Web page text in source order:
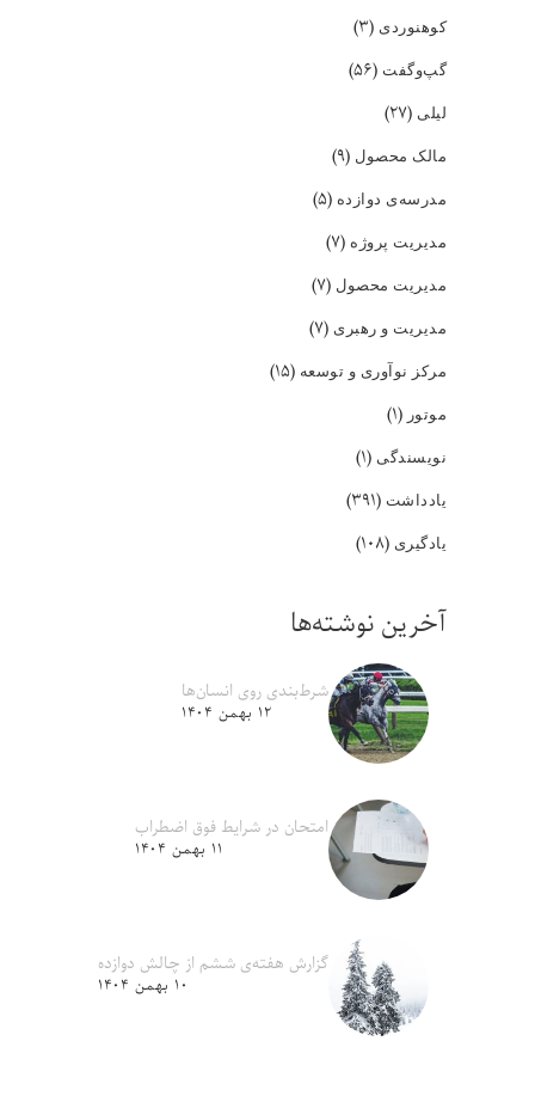
کوهنوردی (۳)
گپ‌و‌گفت (۵۶)
لیلی (۲۷)
مالک محصول (۹)
مدرسه‌ی دوازده (۵)
مدیریت پروژه (۷)
مدیریت محصول (۷)
مدیریت و رهبری (۷)
مرکز نوآوری و توسعه (۱۵)
موتور (۱)
نویسندگی (۱)
یادداشت (۳۹۱)
یادگیری (۱۰۸)
آخرین نوشته‌ها
شرط‌بندی روی انسان‌ها
۱۲ بهمن ۱۴۰۴
امتحان در شرایط فوق اضطراب
۱۱ بهمن ۱۴۰۴
گزارش هفته‌ی ششم از چالش دوازده
۱۰ بهمن ۱۴۰۴